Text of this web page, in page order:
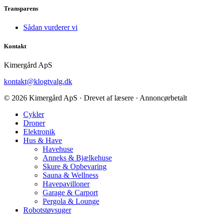
Transparens
Sådan vurderer vi
Kontakt
Kimergård ApS
kontakt@klogtvalg.dk
© 2026 Kimergård ApS · Drevet af læsere · Annoncørbetalt
Cykler
Droner
Elektronik
Hus & Have
Havehuse
Anneks & Bjælkehuse
Skure & Opbevaring
Sauna & Wellness
Havepavilloner
Garage & Carport
Pergola & Lounge
Robotstøvsuger